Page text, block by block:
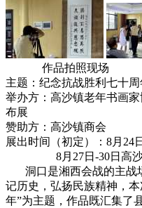
作品拍照现场
主题：纪念抗战胜利七十周
举办方：高沙镇老年书画
布展
赞助方：高沙镇商会
展出时间（初定）：8月24
8月27日-30日高沙
洞口是湘西会战的主战
记历史，弘扬民族精神，
年”为主题，作品既汇集了